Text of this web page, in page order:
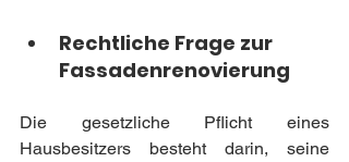
Rechtliche Frage zur
Fassadenrenovierung
Die gesetzliche Pflicht eines
Hausbesitzers besteht darin, seine